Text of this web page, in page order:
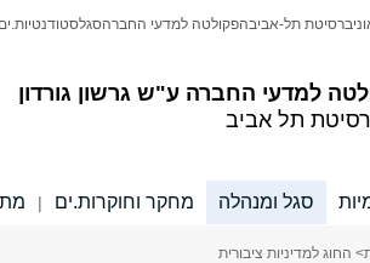
למדעי החברה ע"ש גרשון גורדון
תל אביב
תל-אביבהפקולטה למדעי החברהסגלסטודנטיות.ים
סגל ומנהלה מחקר וחוקרות.ים |
> החוג למדיניות ציבורית